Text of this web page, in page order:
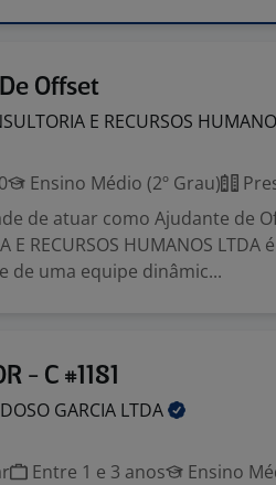
Offset
E RECURSOS
Ensino Médio (2º Grau)
de atuar como Ajudante de
E RECURSOS HUMANOS
de uma equipe dinâmic...
- C #1181
GARCIA LTDA
Entre 1 e 3 anos
Ensino